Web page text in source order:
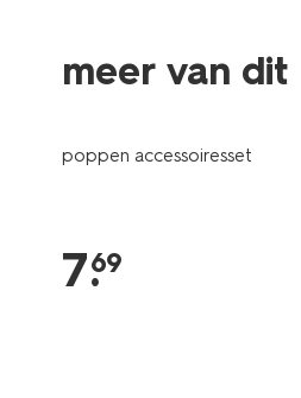
meer van dit
poppen accessoiresset
7.
69